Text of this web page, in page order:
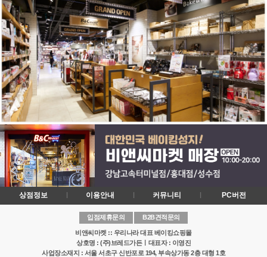
상점정보 이용안내 커뮤니티 PC버전
입점제휴문의 B2B견적문의
비앤씨마켓 :: 우리나라 대표 베이킹쇼핑몰
상호명 : (주)브레드가든ㅣ대표자 : 이영진
사업장소재지 : 서울 서초구 신반포로 194, 부속상가동 2층 대형 1호